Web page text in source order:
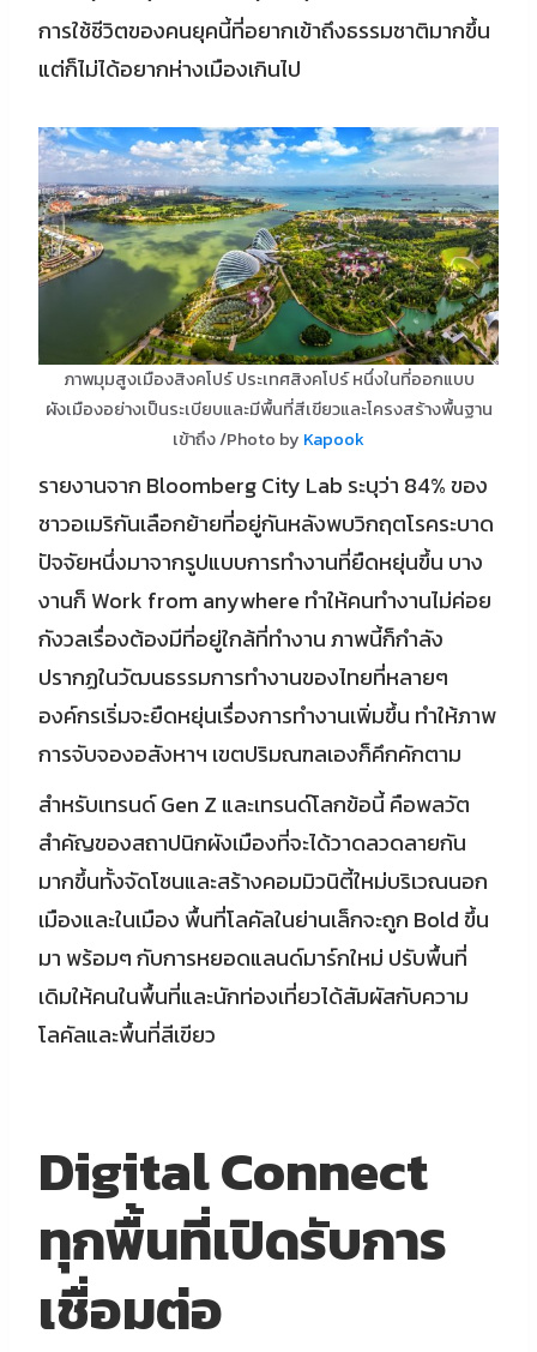
การใช้ชีวิตของคนยุคนี้ที่อยากเข้าถึงธรรมชาติมากขึ้น
แต่ก็ไม่ได้อยากห่างเมืองเกินไป
ภาพมุมสูงเมืองสิงคโปร์ ประเทศสิงคโปร์ หนึ่งในที่ออกแบบ
ผังเมืองอย่างเป็นระเบียบและมีพื้นที่สีเขียวและโครงสร้างพื้นฐาน
เข้าถึง /Photo by Kapook
รายงานจาก Bloomberg City Lab ระบุว่า 84% ของ
ชาวอเมริกันเลือกย้ายที่อยู่กันหลังพบวิกฤตโรคระบาด
ปัจจัยหนึ่งมาจากรูปแบบการทำงานที่ยืดหยุ่นขึ้น บาง
งานก็ Work from anywhere ทำให้คนทำงานไม่ค่อย
กังวลเรื่องต้องมีที่อยู่ใกล้ที่ทำงาน ภาพนี้ก็กำลัง
ปรากฏในวัฒนธรรมการทำงานของไทยที่หลายๆ
องค์กรเริ่มจะยืดหยุ่นเรื่องการทำงานเพิ่มขึ้น ทำให้ภาพ
การจับจองอสังหาฯ เขตปริมณฑลเองก็คึกคักตาม
สำหรับเทรนด์ Gen Z และเทรนด์โลกข้อนี้ คือพลวัต
สำคัญของสถาปนิกผังเมืองที่จะได้วาดลวดลายกัน
มากขึ้นทั้งจัดโซนและสร้างคอมมิวนิตี้ใหม่บริเวณนอก
เมืองและในเมือง พื้นที่โลคัลในย่านเล็กจะถูก Bold ขึ้น
มา พร้อมๆ กับการหยอดแลนด์มาร์กใหม่ ปรับพื้นที่
เดิมให้คนในพื้นที่และนักท่องเที่ยวได้สัมผัสกับความ
โลคัลและพื้นที่สีเขียว
Digital Connect
ทุกพื้นที่เปิดรับการ
เชื่อมต่อ